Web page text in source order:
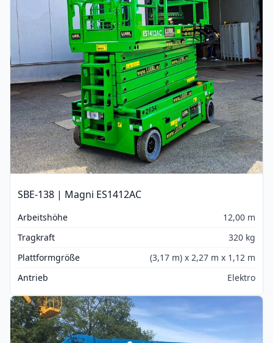
SBE-138 | Magni ES1412AC
Arbeitshöhe
12,00 m
Tragkraft
320 kg
Plattformgröße
(3,17 m) x 2,27 m x 1,12 m
Antrieb
Elektro